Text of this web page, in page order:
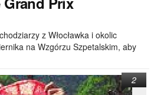
z Włocławka i okolic
na Wzgórzu Szpetalskim, aby
2